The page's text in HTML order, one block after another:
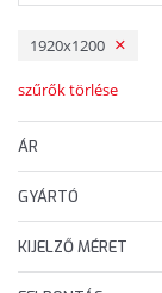
1920x1200
szűrők törlése
ÁR
GYÁRTÓ
KIJELZŐ MÉRET